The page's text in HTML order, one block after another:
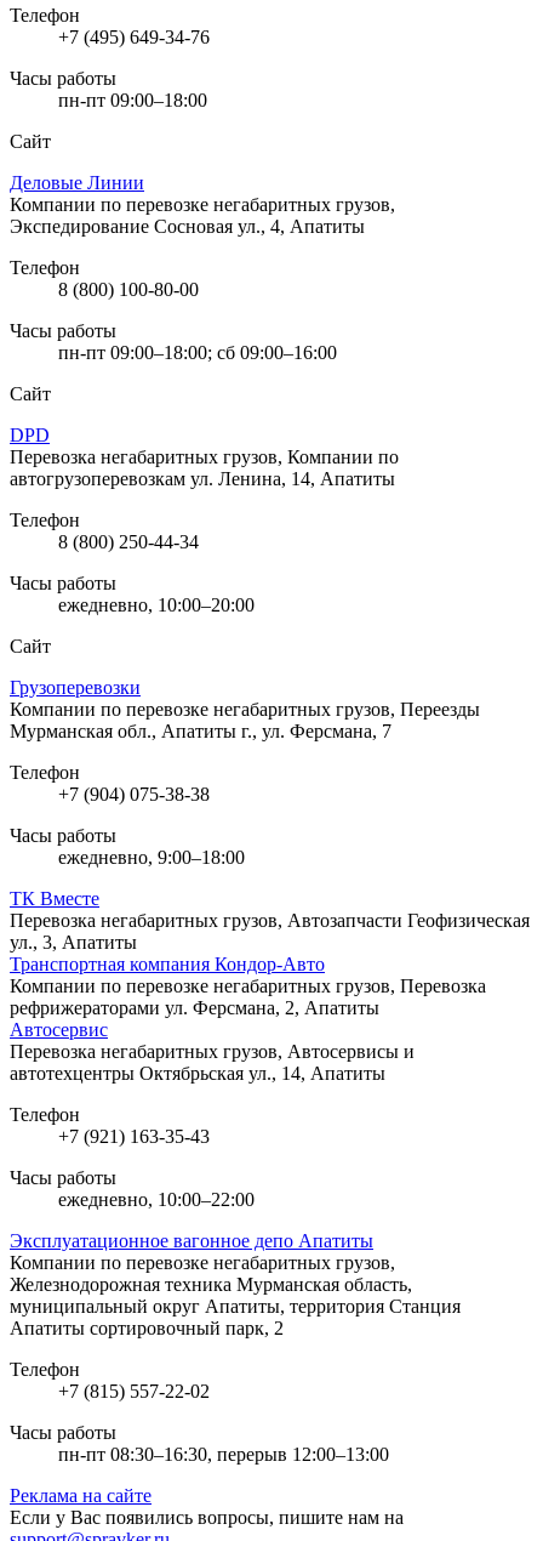
Телефон
+7 (495) 649-34-76
Часы работы
пн-пт 09:00–18:00
Сайт
Деловые Линии
Компании по перевозке негабаритных грузов,
Экспедирование Сосновая ул., 4, Апатиты
Телефон
8 (800) 100-80-00
Часы работы
пн-пт 09:00–18:00; сб 09:00–16:00
Сайт
DPD
Перевозка негабаритных грузов, Компании по
автогрузоперевозкам ул. Ленина, 14, Апатиты
Телефон
8 (800) 250-44-34
Часы работы
ежедневно, 10:00–20:00
Сайт
Грузоперевозки
Компании по перевозке негабаритных грузов, Переезды
Мурманская обл., Апатиты г., ул. Ферсмана, 7
Телефон
+7 (904) 075-38-38
Часы работы
ежедневно, 9:00–18:00
ТК Вместе
Перевозка негабаритных грузов, Автозапчасти Геофизическая
ул., 3, Апатиты
Транспортная компания Кондор-Авто
Компании по перевозке негабаритных грузов, Перевозка
рефрижераторами ул. Ферсмана, 2, Апатиты
Автосервис
Перевозка негабаритных грузов, Автосервисы и
автотехцентры Октябрьская ул., 14, Апатиты
Телефон
+7 (921) 163-35-43
Часы работы
ежедневно, 10:00–22:00
Эксплуатационное вагонное депо Апатиты
Компании по перевозке негабаритных грузов,
Железнодорожная техника Мурманская область,
муниципальный округ Апатиты, территория Станция
Апатиты сортировочный парк, 2
Телефон
+7 (815) 557-22-02
Часы работы
пн-пт 08:30–16:30, перерыв 12:00–13:00
Реклама на сайте
Если у Вас появились вопросы, пишите нам на